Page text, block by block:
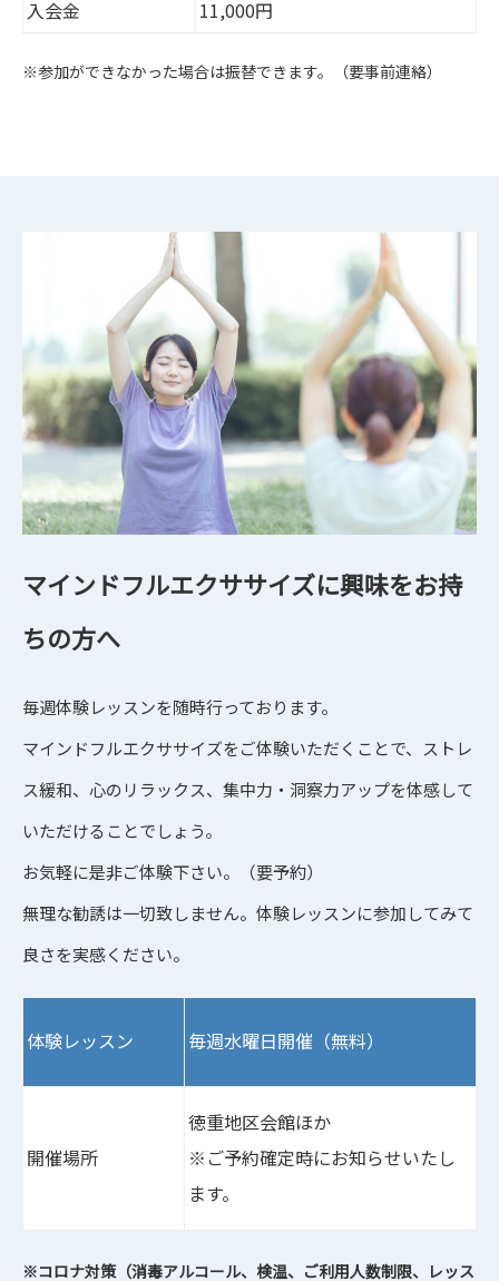
入会金 11,000円
※参加ができなかった場合は振替できます。（要事前連絡）
マインドフルエクササイズに興味をお持
ちの方へ
毎週体験レッスンを随時行っております。
マインドフルエクササイズをご体験いただくことで、ストレ
ス緩和、心のリラックス、集中力・洞察力アップを体感して
いただけることでしょう。
お気軽に是非ご体験下さい。（要予約）
無理な勧誘は一切致しません。体験レッスンに参加してみて
良さを実感ください。
体験レッスン 毎週水曜日開催（無料）
開催場所
徳重地区会館ほか
※ご予約確定時にお知らせいたし
ます。
※コロナ対策（消毒アルコール、検温、ご利用人数制限、レッス